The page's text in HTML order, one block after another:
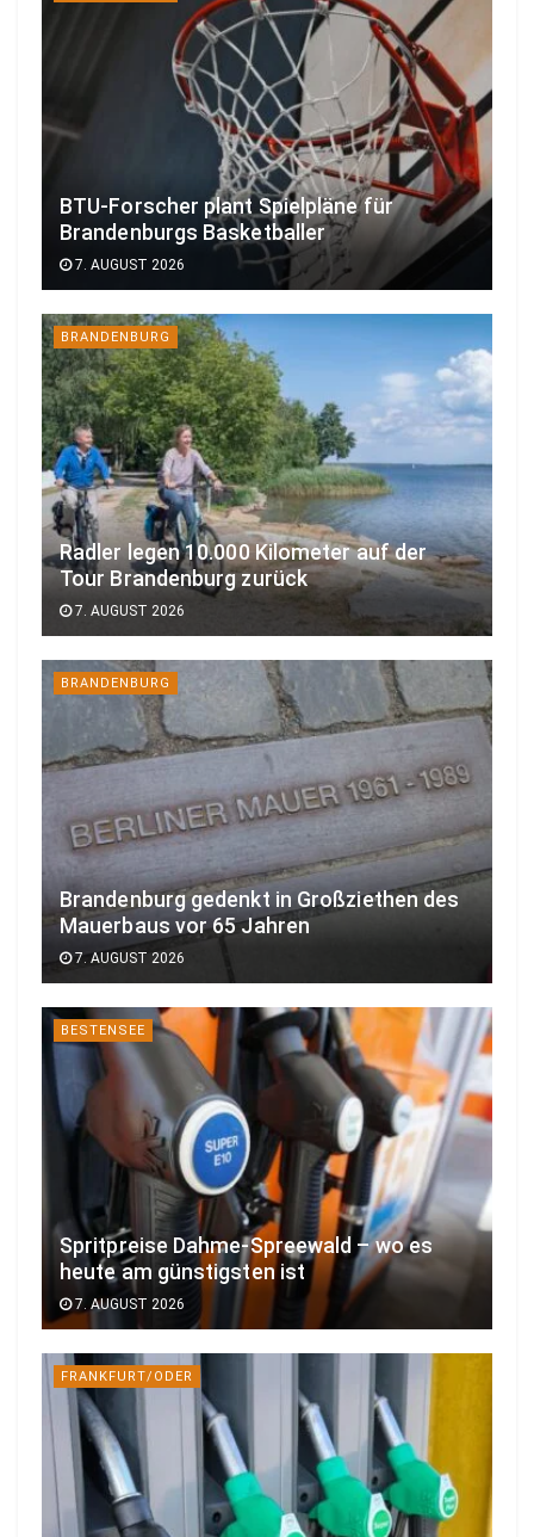
BTU-Forscher plant Spielpläne für
Brandenburgs Basketballer
7. AUGUST 2026
BRANDENBURG
Radler legen 10.000 Kilometer auf der
Tour Brandenburg zurück
7. AUGUST 2026
BRANDENBURG
Brandenburg gedenkt in Großziethen des
Mauerbaus vor 65 Jahren
7. AUGUST 2026
BESTENSEE
Spritpreise Dahme-Spreewald – wo es
heute am günstigsten ist
7. AUGUST 2026
FRANKFURT/ODER